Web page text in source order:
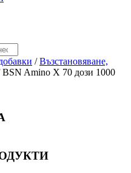
/Възстановяване,
BSN Amino X 70 дози 1000